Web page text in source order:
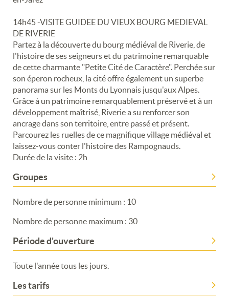
14h45 -VISITE GUIDEE DU VIEUX BOURG MEDIEVAL
DE RIVERIE
Partez à la découverte du bourg médiéval de Riverie, de
l'histoire de ses seigneurs et du patrimoine remarquable
de cette charmante "Petite Cité de Caractère". Perchée sur
son éperon rocheux, la cité offre également un superbe
panorama sur les Monts du Lyonnais jusqu'aux Alpes.
Grâce à un patrimoine remarquablement préservé et à un
développement maîtrisé, Riverie a su renforcer son
ancrage dans son territoire, entre passé et présent.
Parcourez les ruelles de ce magnifique village médiéval et
laissez-vous conter l'histoire des Rampognauds.
Durée de la visite : 2h
Groupes
Nombre de personne minimum : 10
Nombre de personne maximum : 30
Période d'ouverture
Toute l'année tous les jours.
Les tarifs